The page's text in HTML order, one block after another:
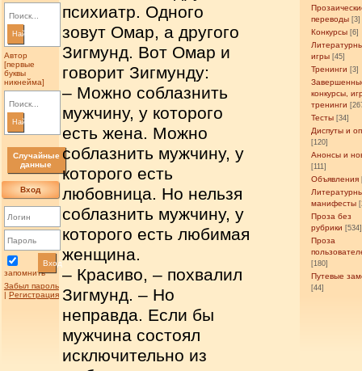
Найти
Автор
[первые
буквы
никнейма]
Найти
Случайные
данные
Вход
запомнить
Вход
Забыл пароль
| Регистрация
переводы [3]
Конкурсы [6]
игры [45]
Тренинги [3]
конкурсы,
тренинги
Тесты [34]
Диспуты и
[120]
Анонсы и
[111]
Объявления
манифесты
Проза без
рубрики [534]
Проза
[180]
Путевые
[44]
психиатр. Одного
зовут Омар, а другого
Зигмунд. Вот Омар и
говорит Зигмунду:
– Можно соблазнить
мужчину, у которого
есть жена. Можно
соблазнить мужчину, у
которого есть
любовница. Но нельзя
соблазнить мужчину, у
которого есть любимая
женщина.
– Красиво, – похвалил
Зигмунд. – Но
неправда. Если бы
мужчина состоял
исключительно из